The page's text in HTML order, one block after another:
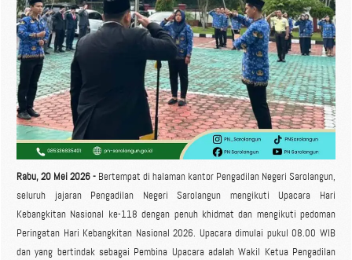
Rabu, 20 Mei 2026 - Bertempat di halaman kantor Pengadilan Negeri Sarolangun,
seluruh jajaran Pengadilan Negeri Sarolangun mengikuti Upacara Hari
Kebangkitan Nasional ke-118 dengan penuh khidmat dan mengikuti pedoman
Peringatan Hari Kebangkitan Nasional 2026. Upacara dimulai pukul 08.00 WIB
dan yang bertindak sebagai Pembina Upacara adalah Wakil Ketua Pengadilan